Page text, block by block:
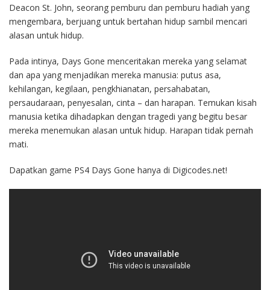
Deacon St. John, seorang pemburu dan pemburu hadiah yang
mengembara, berjuang untuk bertahan hidup sambil mencari
alasan untuk hidup.
Pada intinya, Days Gone menceritakan mereka yang selamat
dan apa yang menjadikan mereka manusia: putus asa,
kehilangan, kegilaan, pengkhianatan, persahabatan,
persaudaraan, penyesalan, cinta – dan harapan. Temukan kisah
manusia ketika dihadapkan dengan tragedi yang begitu besar
mereka menemukan alasan untuk hidup. Harapan tidak pernah
mati.
Dapatkan game PS4 Days Gone hanya di Digicodes.net!